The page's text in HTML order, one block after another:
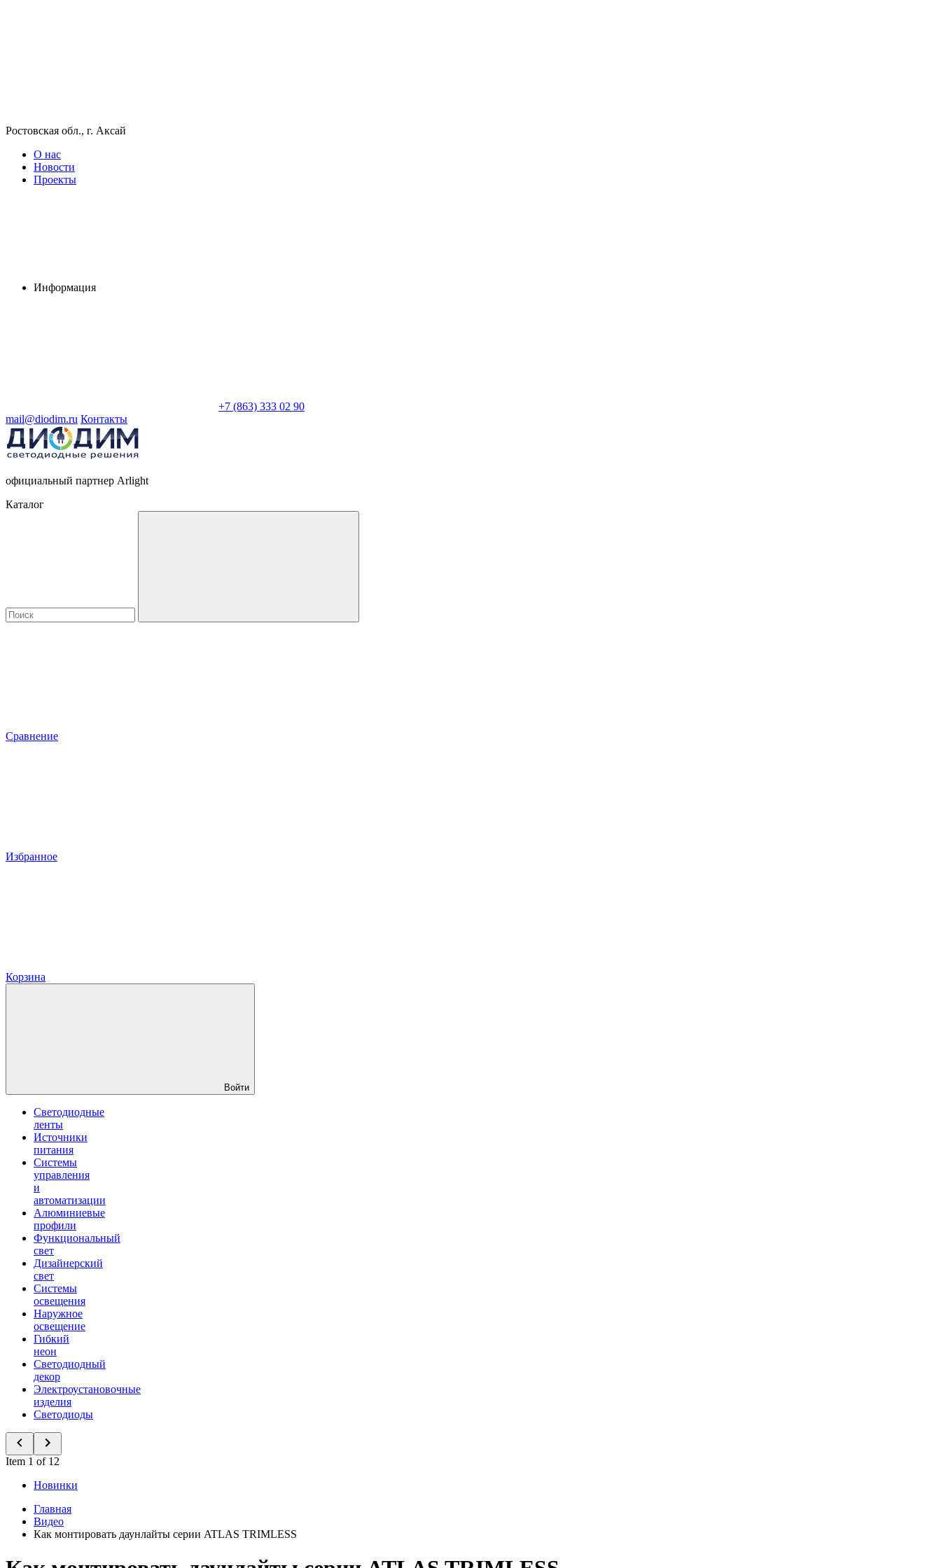
Ростовская обл., г. Аксай
О нас
Новости
Проекты
Информация
+7 (863) 333 02 90
mail@diodim.ru Контакты
официальный партнер Arlight
Каталог
Сравнение
Избранное
Корзина
Войти
Светодиодные
ленты
Источники
питания
Системы
управления
и
автоматизации
Алюминиевые
профили
Функциональный
свет
Дизайнерский
свет
Системы
освещения
Наружное
освещение
Гибкий
неон
Светодиодный
декор
Электроустановочные
изделия
Светодиоды
Item 1 of 12
Новинки
Главная
Видео
Как монтировать даунлайты серии ATLAS TRIMLESS